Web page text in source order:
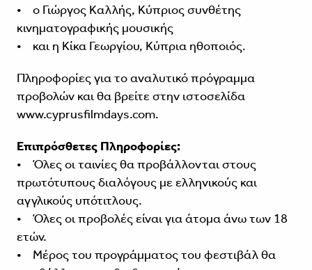
• ο Γιώργος Καλλής, Κύπριος συνθέτης
κινηματογραφικής μουσικής
• και η Κίκα Γεωργίου, Κύπρια ηθοποιός.
Πληροφορίες για το αναλυτικό πρόγραμμα
προβολών και θα βρείτε στην ιστοσελίδα
www.cyprusfilmdays.com.
Επιπρόσθετες Πληροφορίες:
• Όλες οι ταινίες θα προβάλλονται στους
πρωτότυπους διαλόγους με ελληνικούς και
αγγλικούς υπότιτλους.
• Όλες οι προβολές είναι για άτομα άνω των 18
ετών.
• Μέρος του προγράμματος του φεστιβάλ θα